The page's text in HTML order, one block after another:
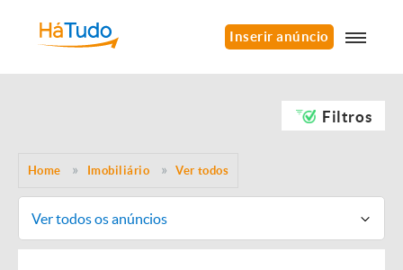
Inserir anúncio
Filtros
Home Imobiliário Ver todos
Ver todos os anúncios